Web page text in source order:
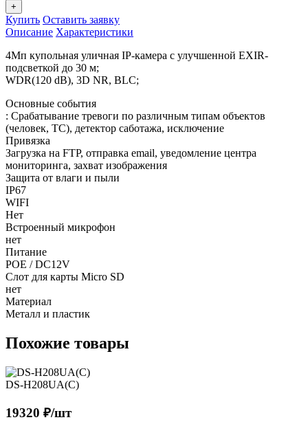
+
Купить Оставить заявку
Описание Характеристики
4Мп купольная уличная IP-камера с улучшенной EXIR-
подсветкой до 30 м;
WDR(120 dB), 3D NR, BLC;
Основные события
: Срабатывание тревоги по различным типам объектов
(человек, ТС), детектор саботажа, исключение
Привязка
Загрузка на FTP, отправка email, уведомление центра
мониторинга, захват изображения
Защита от влаги и пыли
IP67
WIFI
Нет
Встроенный микрофон
нет
Питание
POE / DC12V
Слот для карты Micro SD
нет
Материал
Металл и пластик
Похожие товары
DS-H208UA(C)
19320 ₽/шт